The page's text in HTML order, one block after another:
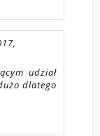
udział
dlatego